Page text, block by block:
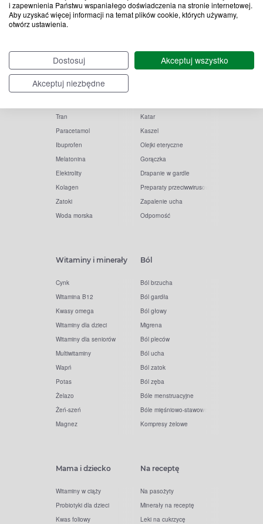
i zapewnienia Państwu wspaniałego doświadczenia na stronie internetowej.
Aby uzyskać więcej informacji na temat plików cookie, których używamy,
otwórz ustawienia.
Dostosuj
Akceptuj wszystko
Akceptuj niezbędne
Popularne zapytania
Witamina D
Witamina C
Tran
Paracetamol
Ibuprofen
Melatonina
Elektrolity
Kolagen
Zatoki
Woda morska
Przeziębienie i grypa
Katar
Kaszel
Olejki eteryczne
Gorączka
Drapanie w gardle
Preparaty przeciwwirusowe
Zapalenie ucha
Odporność
Witaminy i minerały
Cynk
Witamina B12
Kwasy omega
Witaminy dla dzieci
Witaminy dla seniorów
Multiwitaminy
Wapń
Potas
Żelazo
Żeń-szeń
Magnez
Ból
Ból brzucha
Ból gardła
Ból głowy
Migrena
Ból pleców
Ból ucha
Ból zatok
Ból zęba
Bóle menstruacyjne
Bóle mięśniowo-stawowe
Kompresy żelowe
Mama i dziecko
Witaminy w ciąży
Probiotyki dla dzieci
Kwas foliowy
Na receptę
Na pasożyty
Minerały na receptę
Leki na cukrzycę